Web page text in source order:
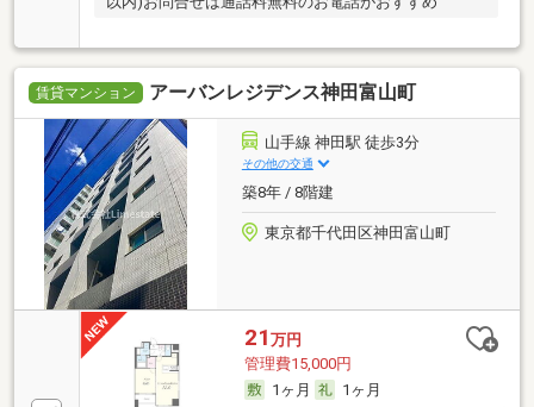
賃貸マンション アーバンレジデンス神田富山町
山手線 神田駅 徒歩3分
その他の交通
築8年 / 8階建
東京都千代田区神田富山町
21 万円
管理費15,000円
1ヶ月
1ヶ月